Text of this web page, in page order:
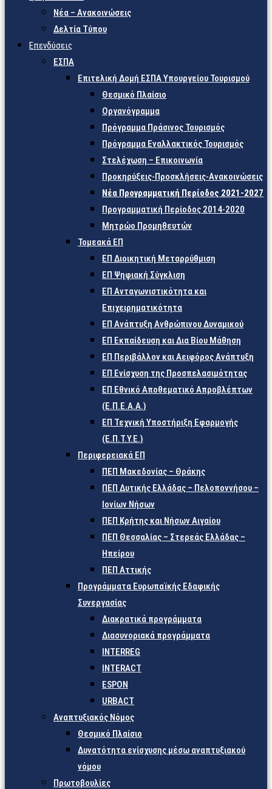
Νέα – Ανακοινώσεις
Δελτία Τύπου
Επενδύσεις
ΕΣΠΑ
Επιτελική Δομή ΕΣΠΑ Υπουργείου Τουρισμού
Θεσμικό Πλαίσιο
Οργανόγραμμα
Πρόγραμμα Πράσινος Τουρισμός
Πρόγραμμα Εναλλακτικός Τουρισμός
Στελέχωση – Επικοινωνία
Προκηρύξεις-Προσκλήσεις-Ανακοινώσεις
Νέα Προγραμματική Περίοδος 2021-2027
Προγραμματική Περίοδος 2014-2020
Μητρώο Προμηθευτών
Τομεακά ΕΠ
ΕΠ Διοικητική Μεταρρύθμιση
ΕΠ Ψηφιακή Σύγκλιση
ΕΠ Ανταγωνιστικότητα και
Επιχειρηματικότητα
ΕΠ Ανάπτυξη Ανθρώπινου Δυναμικού
ΕΠ Εκπαίδευση και Δια Βίου Μάθηση
ΕΠ Περιβάλλον και Αειφόρος Ανάπτυξη
ΕΠ Ενίσχυση της Προσπελασιμότητας
ΕΠ Εθνικό Αποθεματικό Απροβλέπτων
(Ε.Π.Ε.Α.Α.)
ΕΠ Τεχνική Υποστήριξη Εφαρμογής
(Ε.Π.Τ.Υ.Ε.)
Περιφερειακά ΕΠ
ΠΕΠ Μακεδονίας – Θράκης
ΠΕΠ Δυτικής Ελλάδας – Πελοποννήσου –
Ιονίων Νήσων
ΠΕΠ Κρήτης και Νήσων Αιγαίου
ΠΕΠ Θεσσαλίας – Στερεάς Ελλάδας –
Ηπείρου
ΠΕΠ Αττικής
Προγράμματα Ευρωπαϊκής Εδαφικής
Συνεργασίας
Διακρατικά προγράμματα
Διασυνοριακά προγράμματα
INTERREG
INTERACT
ESPON
URBACT
Αναπτυξιακός Νόμος
Θεσμικό Πλαίσιο
Δυνατότητα ενίσχυσης μέσω αναπτυξιακού
νόμου
Πρωτοβουλίες